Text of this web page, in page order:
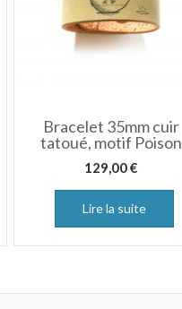
Bracelet 35mm cuir
tatoué, motif Poison
129,00€
Lire la suite